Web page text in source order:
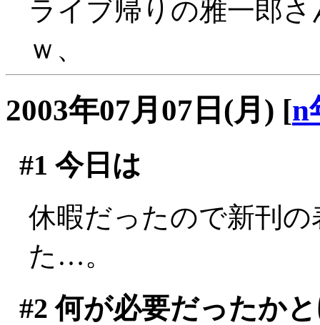
ライブ帰りの雅一郎
ｗ、
2003年07月07日(月) [n
#1 今日は
休暇だったので新刊
た…。
#2 何が必要だったか